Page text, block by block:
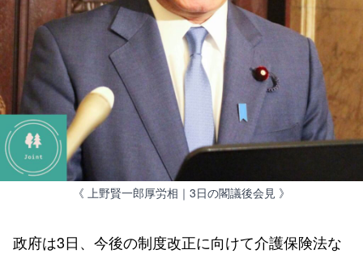
《 上野賢一郎厚労相｜3日の閣議後会見 》
政府は3日、今後の制度改正に向けて介護保険法な